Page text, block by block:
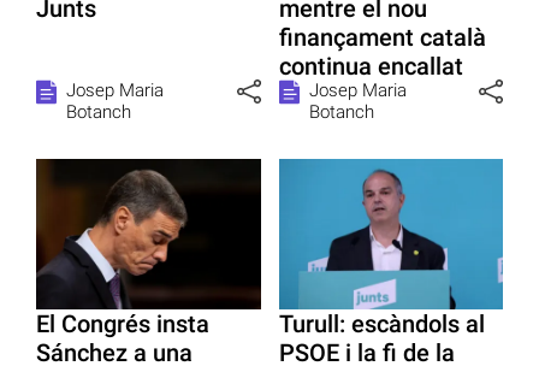
Junts
Josep Maria
Botanch
mentre el nou
finançament català
continua encallat
Josep Maria
Botanch
El Congrés insta
Sánchez a una
Turull: escàndols al
PSOE i la fi de la